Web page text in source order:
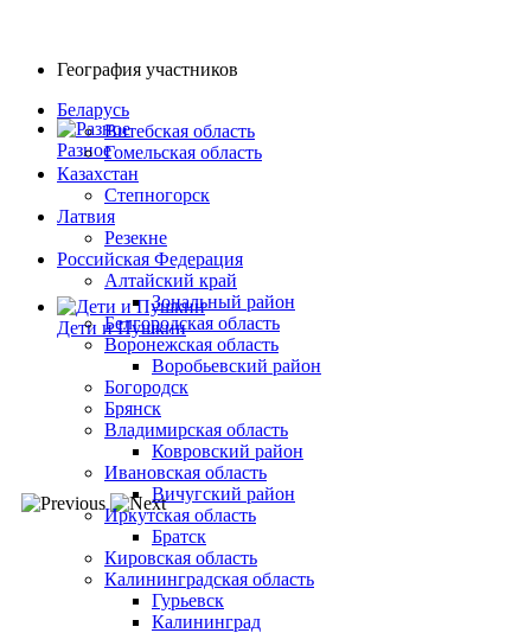
Разное
Дети и Пушкин
География участников
Беларусь
Витебская область
Гомельская область
Казахстан
Степногорск
Латвия
Резекне
Российская Федерация
Алтайский край
Зональный район
Белгородская область
Воронежская область
Воробьевский район
Богородск
Брянск
Владимирская область
Ковровский район
Ивановская область
Вичугский район
Иркутская область
Братск
Кировская область
Калининградская область
Гурьевск
Калининград